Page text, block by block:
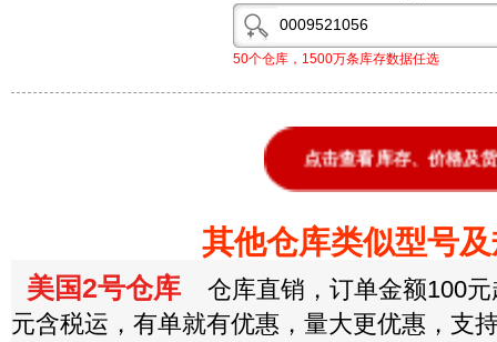
50个仓库，1500万条库存数据任选
点击查看库存、价格及
其他仓库类似型号
美国2号仓库 仓库直销，订单金额100元
元含税运，有单就有优惠，量大更优惠，支